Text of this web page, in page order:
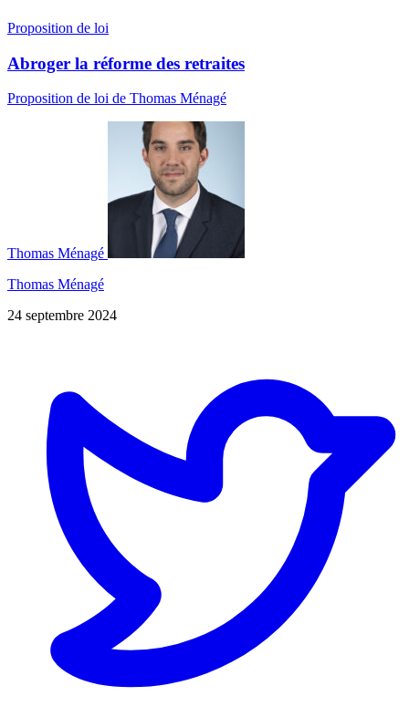
Proposition de loi
Abroger la réforme des retraites
Proposition de loi de Thomas Ménagé
Thomas Ménagé
Thomas Ménagé
24 septembre 2024